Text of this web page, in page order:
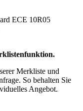
ECE 10R05
Merkliste und
So behalten Sie
Angebot.